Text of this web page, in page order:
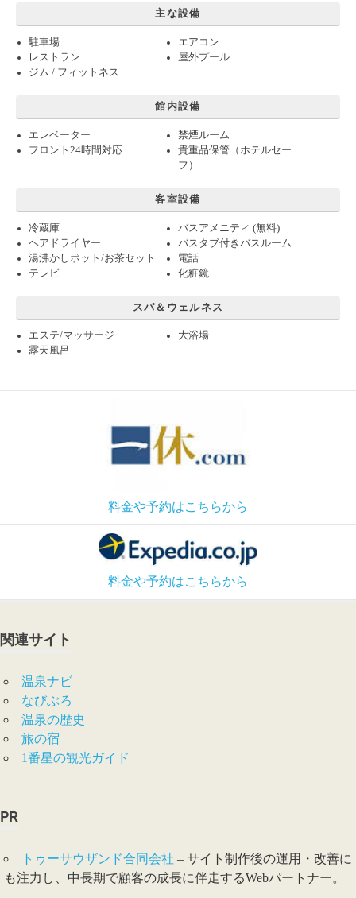
主な設備
駐車場
エアコン
レストラン
屋外プール
ジム / フィットネス
館内設備
エレベーター
禁煙ルーム
フロント24時間対応
貴重品保管（ホテルセー
フ）
客室設備
冷蔵庫
バスアメニティ (無料)
ヘアドライヤー
バスタブ付きバスルーム
湯沸かしポット/お茶セット
電話
テレビ
化粧鏡
スパ＆ウェルネス
エステ/マッサージ
大浴場
露天風呂
料金や予約はこちらから
料金や予約はこちらから
関連サイト
温泉ナビ
なびぶろ
温泉の歴史
旅の宿
1番星の観光ガイド
PR
トゥーサウザンド合同会社 – サイト制作後の運用・改善に
も注力し、中長期で顧客の成長に伴走するWebパートナー。